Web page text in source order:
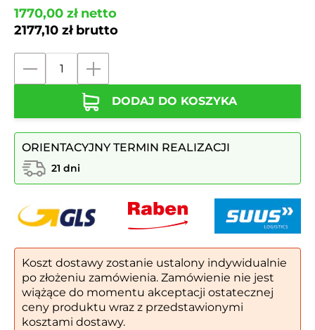
1770,00 złnetto
2177,10 złbrutto
na
nodze,
ze
stali
nierdzewnej
KR9
30l
DODAJ DO KOSZYKA
ORIENTACYJNY TERMIN REALIZACJI
21 dni
Koszt dostawy zostanie ustalony indywidualnie
po złożeniu zamówienia. Zamówienie nie jest
wiążące do momentu akceptacji ostatecznej
ceny produktu wraz z przedstawionymi
kosztami dostawy.